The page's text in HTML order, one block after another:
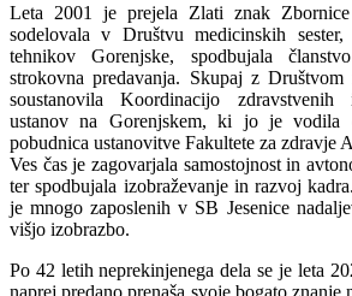
Leta 2001 je prejela Zlati znak
sodelovala v Društvu medicinskih
tehnikov Gorenjske, spodbujala
strokovna predavanja. Skupaj z
soustanovila Koordinacijo zdravstvenih
ustanov na Gorenjskem, ki jo je vodila
pobudnica ustanovitve Fakultete za zdravje
Ves čas je zagovarjala samostojnost in
ter spodbujala izobraževanje in razvoj
je mnogo zaposlenih v SB Jesenice
višjo izobrazbo.
Po 42 letih neprekinjenega dela se je leta
naprej predano prenaša svoje bogato znanje